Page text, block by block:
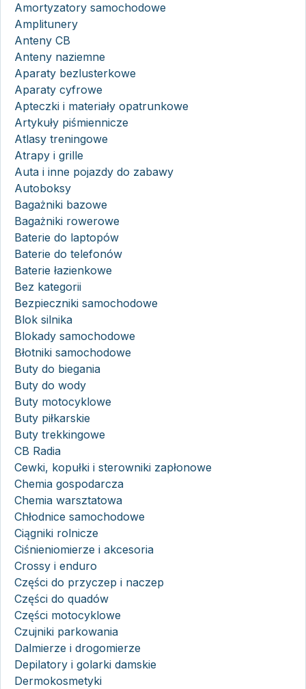
Amortyzatory samochodowe
Amplitunery
Anteny CB
Anteny naziemne
Aparaty bezlusterkowe
Aparaty cyfrowe
Apteczki i materiały opatrunkowe
Artykuły piśmiennicze
Atlasy treningowe
Atrapy i grille
Auta i inne pojazdy do zabawy
Autoboksy
Bagażniki bazowe
Bagażniki rowerowe
Baterie do laptopów
Baterie do telefonów
Baterie łazienkowe
Bez kategorii
Bezpieczniki samochodowe
Blok silnika
Blokady samochodowe
Błotniki samochodowe
Buty do biegania
Buty do wody
Buty motocyklowe
Buty piłkarskie
Buty trekkingowe
CB Radia
Cewki, kopułki i sterowniki zapłonowe
Chemia gospodarcza
Chemia warsztatowa
Chłodnice samochodowe
Ciągniki rolnicze
Ciśnieniomierze i akcesoria
Crossy i enduro
Części do przyczep i naczep
Części do quadów
Części motocyklowe
Czujniki parkowania
Dalmierze i drogomierze
Depilatory i golarki damskie
Dermokosmetyki